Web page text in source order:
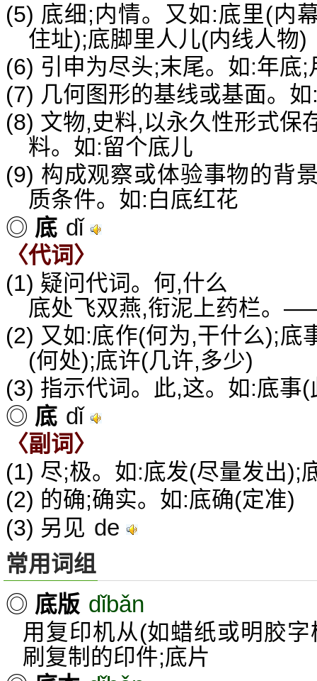
(5) 底细;内情。又如:底里(内
住址);底脚里人儿(内线人物)
(6) 引申为尽头;末尾。如:年底
(7) 几何图形的基线或基面。
(8) 文物,史料,以永久性形式保
料。如:留个底儿
(9) 构成观察或体验事物的背
质条件。如:白底红花
◎ 底 dǐ
〈代词〉
(1) 疑问代词。何,什么
底处飞双燕,衔泥上药栏。
(2) 又如:底作(何为,干什么);底
(何处);底许(几许,多少)
(3) 指示代词。此,这。如:底事(
◎ 底 dǐ
〈副词〉
(1) 尽;极。如:底发(尽量发出);
(2) 的确;确实。如:底确(定准)
(3) 另见 de
常用词组
◎ 底版 dǐbǎn
用复印机从(如蜡纸或明胶
刷复制的印件;底片